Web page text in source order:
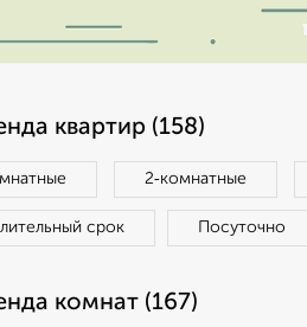
квартир (158)
2‑комнатные
срок Посуточно
комнат (167)